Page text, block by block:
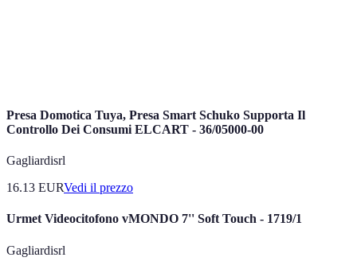
Presa Domotica Tuya, Presa Smart Schuko Supporta Il
Controllo Dei Consumi ELCART - 36/05000-00
Gagliardisrl
16.13 EURVedi il prezzo
Urmet Videocitofono vMONDO 7'' Soft Touch - 1719/1
Gagliardisrl